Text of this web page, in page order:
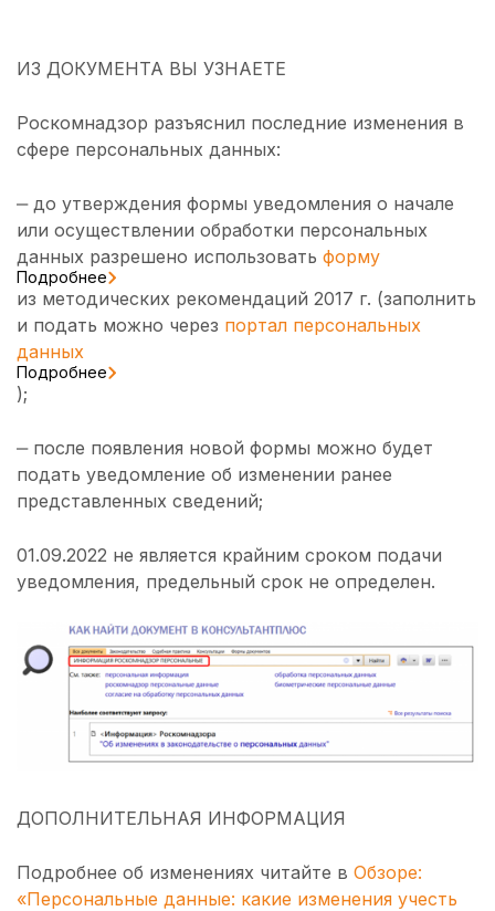
ИЗ ДОКУМЕНТА ВЫ УЗНАЕТЕ
Роскомнадзор разъяснил последние изменения в
сфере персональных данных:
‒ до утверждения формы уведомления о начале
или осуществлении обработки персональных
данных разрешено использовать форму
Подробнее
из методических рекомендаций 2017 г. (заполнить
и подать можно через портал персональных
данных
Подробнее
);
‒ после появления новой формы можно будет
подать уведомление об изменении ранее
представленных сведений;
01.09.2022 не является крайним сроком подачи
уведомления, предельный срок не определен.
ДОПОЛНИТЕЛЬНАЯ ИНФОРМАЦИЯ
Подробнее об изменениях читайте в Обзоре:
«Персональные данные: какие изменения учесть